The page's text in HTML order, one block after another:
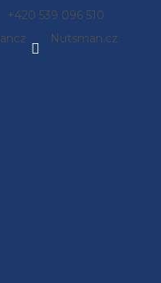
+420 539 096 510
Nutsman.cz